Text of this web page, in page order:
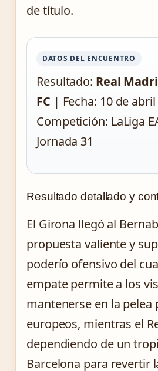
de título.
DATOS DEL ENCUENTRO
Resultado: Real
FC | Fecha: 10 de
Competición: LaLiga
Jornada 31
Resultado detallado y
El Girona llegó al
propuesta valiente y
poderío ofensivo del
empate permite a los
mantenerse en la pelea
europeos, mientras el
dependiendo de un
Barcelona para revertir